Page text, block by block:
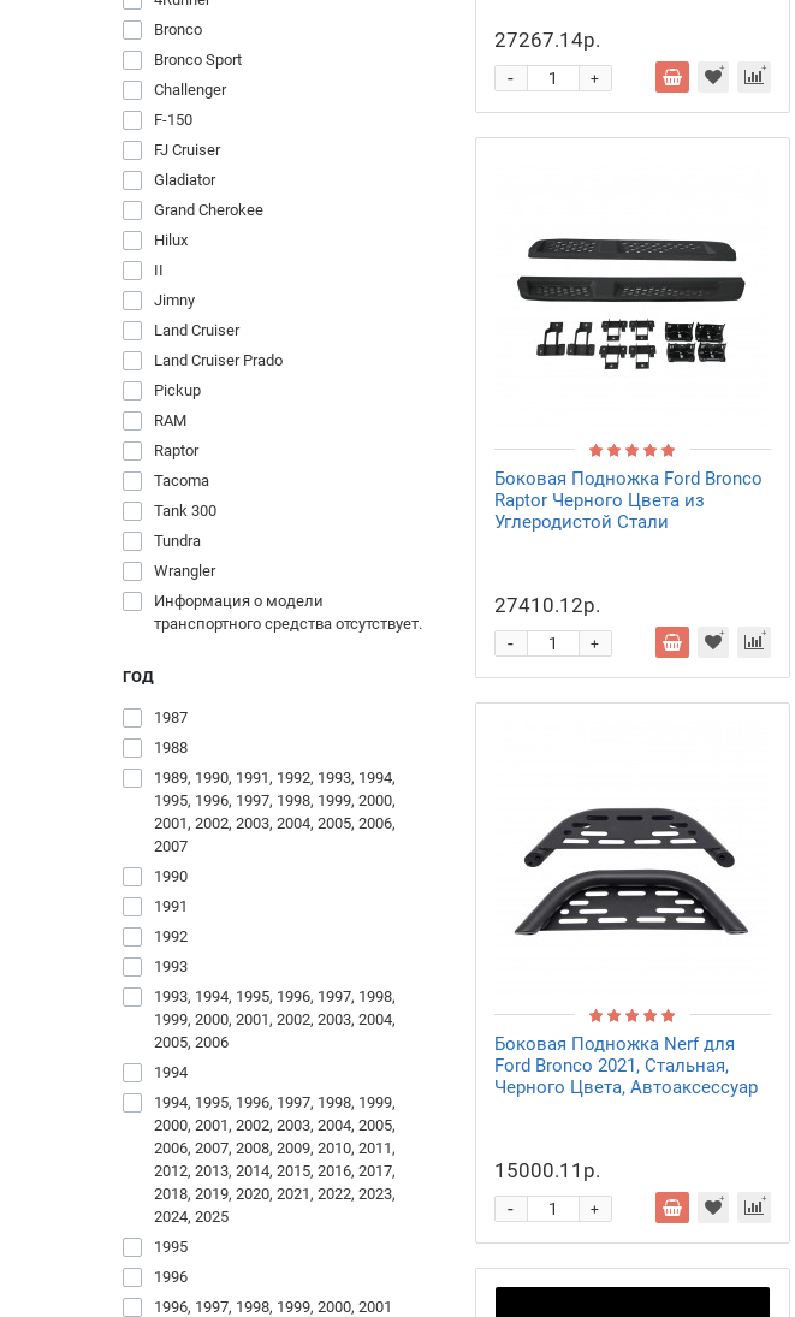
Москве
Купить Пороги подножки
Универсальное Универсальное
Купить Пороги подножки Toyota
Bronco
Bronco Sport
Challenger
F-150
FJ Cruiser
Gladiator
Grand Cherokee
Hilux
II
Jimny
Land Cruiser
Land Cruiser Prado
Pickup
RAM
Raptor
Tacoma
Tank 300
Tundra
Wrangler
Информация о модели
транспортного средства отсутствует.
ГОД
1987
1988
1989, 1990, 1991, 1992, 1993, 1994,
1995, 1996, 1997, 1998, 1999, 2000,
2001, 2002, 2003, 2004, 2005, 2006,
2007
1990
1991
1992
1993
1993, 1994, 1995, 1996, 1997, 1998,
1999, 2000, 2001, 2002, 2003, 2004,
2005, 2006
1994
1994, 1995, 1996, 1997, 1998, 1999,
2000, 2001, 2002, 2003, 2004, 2005,
2006, 2007, 2008, 2009, 2010, 2011,
2012, 2013, 2014, 2015, 2016, 2017,
2018, 2019, 2020, 2021, 2022, 2023,
2024, 2025
1995
1996
1996, 1997, 1998, 1999, 2000, 2001
27267.14р.
+
-
Боковая Подножка Ford Bronco
Raptor Черного Цвета из
Углеродистой Стали
27410.12р.
+
-
Боковая Подножка Nerf для
Ford Bronco 2021, Стальная,
Черного Цвета, Автоаксессуар
15000.11р.
+
-